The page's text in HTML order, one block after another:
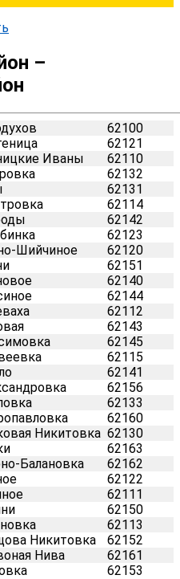
–
62100
62121
Иваны
62110
62132
62131
62114
62142
62123
Шийчиное
62120
62151
62140
62144
62112
62143
62145
62115
62141
62156
62133
62160
Никитовка 62130
62163
Балановка
62162
62122
62111
62150
62113
Никитовка
62152
Нива
62161
62153